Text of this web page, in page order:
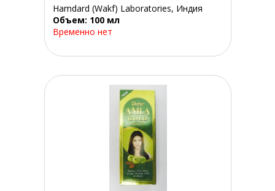
Hamdard (Wakf) Laboratories, Индия
Объем: 100 мл
Временно нет